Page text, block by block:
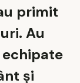
primit
Au
echipate
și